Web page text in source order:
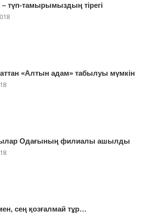
– түп-тамырымыздың тірегі
«Алтын адам» табылуы мүмкін
Одағының филиалы ашылды
сең қозғалмай тұр…